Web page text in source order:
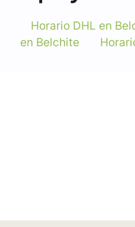
Horario DHL en
en Belchite